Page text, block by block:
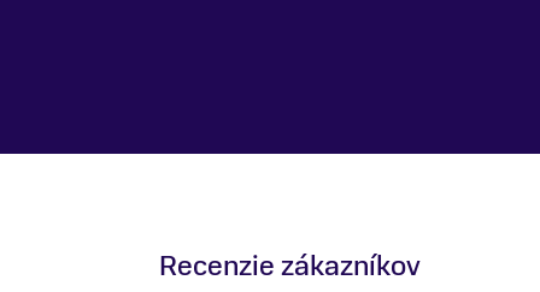
Recenzie zákazníkov